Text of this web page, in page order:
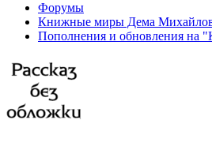
Форумы
Книжные миры Дема
Пополнения и обновления на